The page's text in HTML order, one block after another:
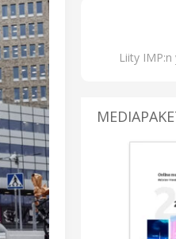
Liity